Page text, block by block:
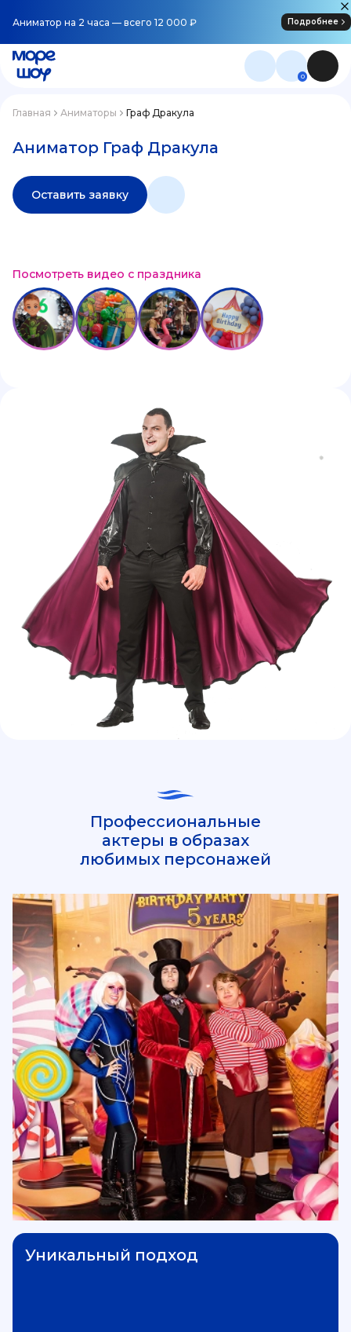
Аниматор на 2 часа — всего 12 000 ₽ Подробнее
0
Главная Аниматоры Граф Дракула
Аниматор Граф Дракула
Оставить заявку
Посмотреть видео с праздника
Профессиональные
актеры в образах
любимых персонажей
Уникальный подход